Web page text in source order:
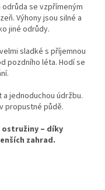
se vzpřímeným
Výhony jsou silné a
jiné odrůdy.
sladké s příjemnou
pozdního léta. Hodí se
jednoduchou údržbu.
propustné půdě.
– díky
zahrad.